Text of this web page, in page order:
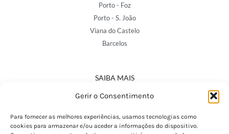
Gerir o Consentimento
Para fornecer as melhores experiências, usamos tecnologias como
cookies para armazenar e/ou aceder a informações do dispositivo.
Porto - Foz
Porto - S. João
Viana do Castelo
Barcelos
SAIBA MAIS
Política de Privacidade
Termos e Condições
Perguntas Frequentes